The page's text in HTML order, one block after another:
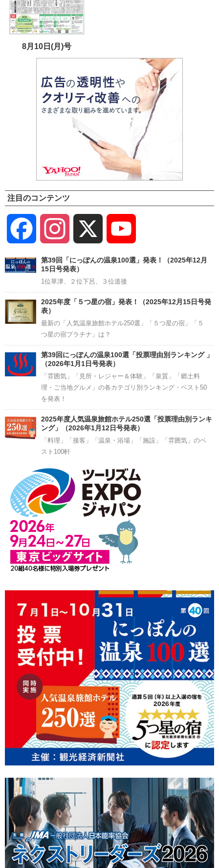
8月10日(月)号
注目のコンテンツ
Facebook Instagram
Channel
第39回「にっぽんの温泉100選」発表！（2025年12月
15日号発表）
1位草津、２位下呂、３位道後
2025年度「５つ星の宿」発表！（2025年12月15日号発
表）
最新の「人気温泉旅館ホテル250選」「５つ星の宿」「５
つ星の宿プラチナ」は？
第39回にっぽんの温泉100選「投票理由別ランキング 」
（2026年1月1日号発表）
「雰囲気」「見所・レジャー＆体験」「泉質」「郷土料
理・ご当地グルメ」の各カテゴリ別ランキング・ベスト50
を発表！
2025年度人気温泉旅館ホテル250選「投票理由別ランキ
ング」（2026年1月12日号発表）
「料理」「接客」「温泉・浴場」「施設」「雰囲気」のベ
スト100軒